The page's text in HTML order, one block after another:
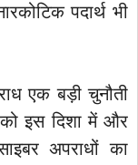
पदार्थ भी
एक बड़ी चुनौती
इस दिशा में और
अपराधों का